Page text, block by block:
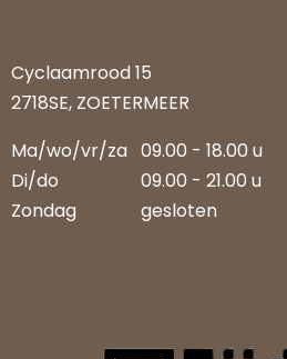
Cyclaamrood 15
2718SE, ZOETERMEER
Ma/wo/vr/za 09.00 - 18.00 u
Di/do
09.00 - 21.00 u
Zondag
gesloten